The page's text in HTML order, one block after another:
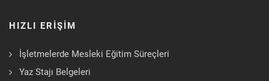
HIZLI ERİŞİM
İşletmelerde Mesleki Eğitim Süreçleri
Yaz Stajı Belgeleri